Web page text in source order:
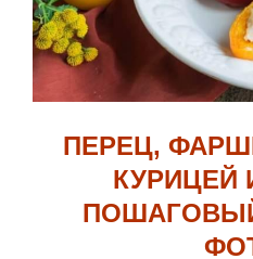
ПЕРЕЦ,
КУРИЦЕЙ